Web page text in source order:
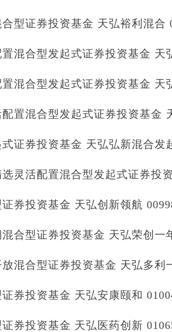
型证券投资基金 天弘裕利混合
混合型发起式证券投资基金 天
混合型发起式证券投资基金 天
置混合型发起式证券投资基金
证券投资基金 天弘弘新混合发
灵活配置混合型发起式证券投
券投资基金 天弘创新领航
合型证券投资基金 天弘荣创一
混合型证券投资基金 天弘多利
券投资基金 天弘安康颐和
券投资基金 天弘医药创新